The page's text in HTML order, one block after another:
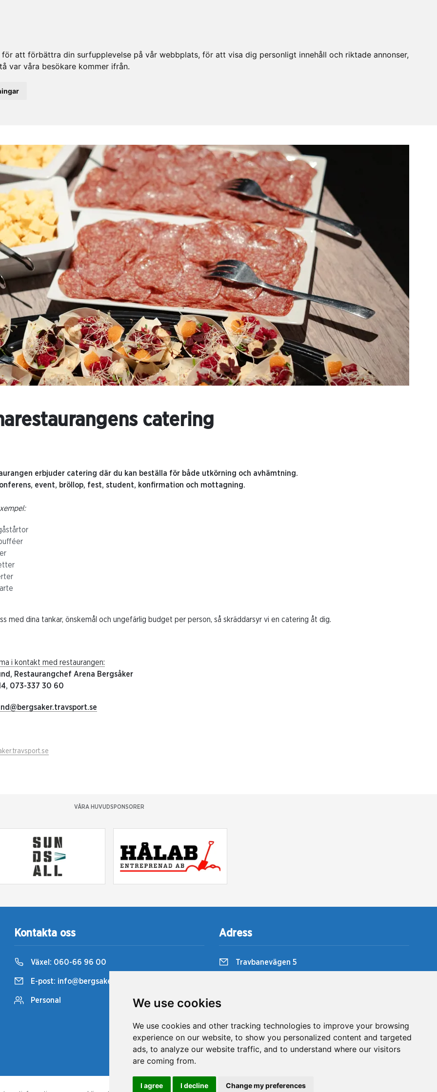
We use cookies
We use cookies and other tracking technologies to improve your browsing
experience on our website, to show you personalized content and targeted
ads, to analyze our website traffic, and to understand where our visitors
are coming from.
I agree I decline Change my preferences
att förbättra din surfupplevelse på vår webbplats, för att visa dig personligt innehåll och riktade annonser,
var våra besökare kommer ifrån.
catering
erbjuder catering där du kan beställa för både utkörning och avhämtning.
event, bröllop, fest, student, konfirmation och mottagning.
med dina tankar, önskemål och ungefärlig budget per person, så skräddarsyr vi en catering åt dig.
i kontakt med restaurangen:
Restaurangchef Arena Bergsåker
073-337 30 60
VÅRA HUVUDSPONSORER
Kontakta oss
Växel: 060-66 96 00
E-post: info@bergsaker.travsport.se
Personal
Adress
Travbanevägen 5